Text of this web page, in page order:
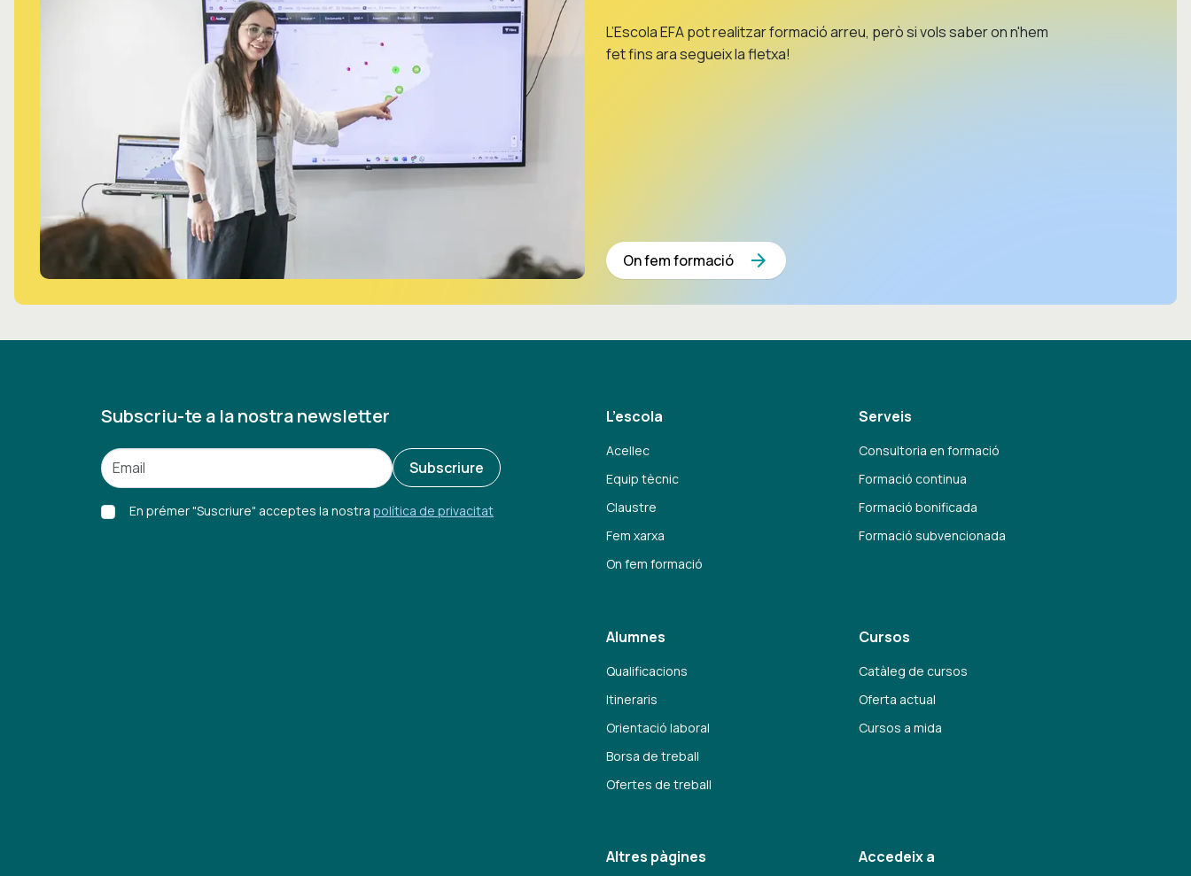
L’Escola EFA pot realitzar formació arreu, però si vols saber on n'hem
fet fins ara segueix la fletxa!
On fem formació arrow_forward
Subscriu-te a la nostra newsletter
Subscriure
En prémer "Suscriure" acceptes la nostra política de privacitat
L’escola
Acellec
Equip tècnic
Claustre
Fem xarxa
On fem formació
Serveis
Consultoria en formació
Formació continua
Formació bonificada
Formació subvencionada
Alumnes
Qualificacions
Itineraris
Orientació laboral
Borsa de treball
Ofertes de treball
Cursos
Catàleg de cursos
Oferta actual
Cursos a mida
Altres pàgines Accedeix a